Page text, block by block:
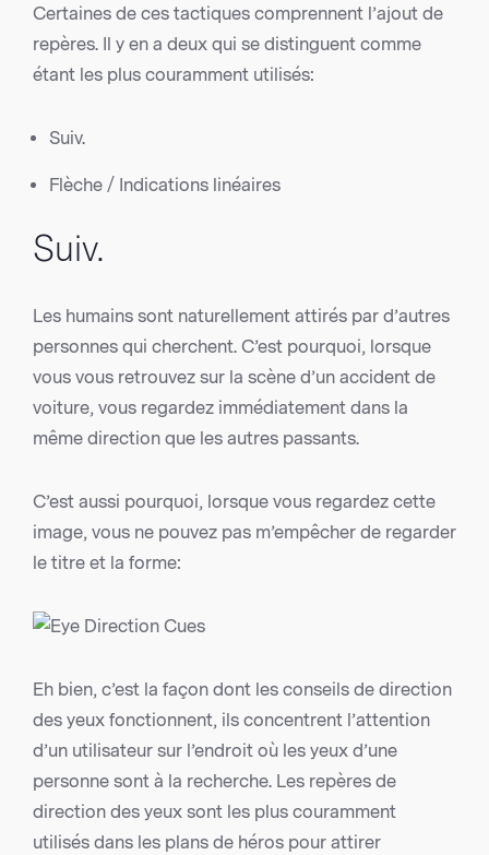
Certaines de ces tactiques comprennent l’ajout de
repères. Il y en a deux qui se distinguent comme
étant les plus couramment utilisés:
Suiv.
Flèche / Indications linéaires
Suiv.
Les humains sont naturellement attirés par d’autres
personnes qui cherchent. C’est pourquoi, lorsque
vous vous retrouvez sur la scène d’un accident de
voiture, vous regardez immédiatement dans la
même direction que les autres passants.
C’est aussi pourquoi, lorsque vous regardez cette
image, vous ne pouvez pas m’empêcher de regarder
le titre et la forme:
Eh bien, c’est la façon dont les conseils de direction
des yeux fonctionnent, ils concentrent l’attention
d’un utilisateur sur l’endroit où les yeux d’une
personne sont à la recherche. Les repères de
direction des yeux sont les plus couramment
utilisés dans les plans de héros pour attirer